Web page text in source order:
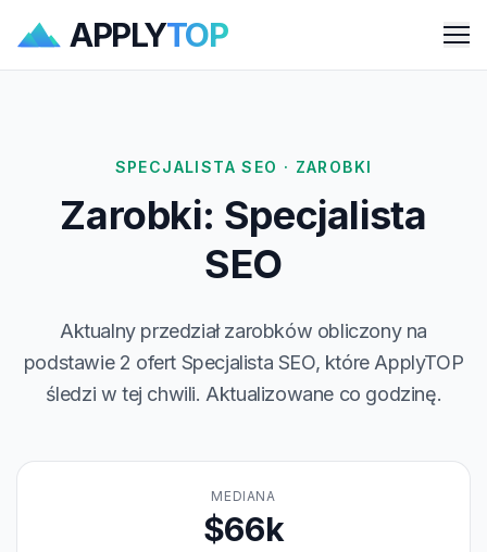
APPLYTOP
SPECJALISTA SEO · ZAROBKI
Zarobki: Specjalista
SEO
Aktualny przedział zarobków obliczony na
podstawie 2 ofert Specjalista SEO, które ApplyTOP
śledzi w tej chwili. Aktualizowane co godzinę.
MEDIANA
$66k